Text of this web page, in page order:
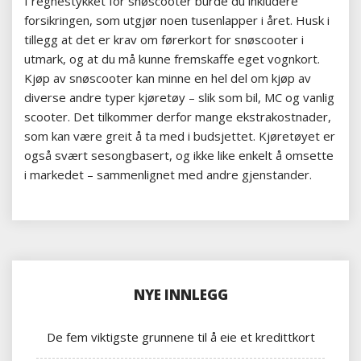
forsikringen, som utgjør noen tusenlapper i året. Husk i
tillegg at det er krav om førerkort for snøscooter i
utmark, og at du må kunne fremskaffe eget vognkort.
Kjøp av snøscooter kan minne en hel del om kjøp av
diverse andre typer kjøretøy – slik som bil, MC og vanlig
scooter. Det tilkommer derfor mange ekstrakostnader,
som kan være greit å ta med i budsjettet. Kjøretøyet er
også svært sesongbasert, og ikke like enkelt å omsette
i markedet – sammenlignet med andre gjenstander.
NYE INNLEGG
De fem viktigste grunnene til å eie et kredittkort